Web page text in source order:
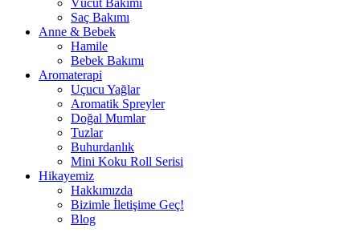
Saç Bakımı
Anne & Bebek
Hamile
Bebek Bakımı
Aromaterapi
Uçucu Yağlar
Aromatik Spreyler
Doğal Mumlar
Tuzlar
Buhurdanlık
Mini Koku Roll Serisi
Hikayemiz
Hakkımızda
Bizimle İletişime Geç!
Blog